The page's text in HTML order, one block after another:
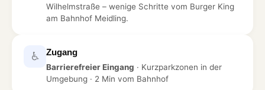
Wilhelmstraße – wenige Schritte vom Burger King
am Bahnhof Meidling.
♿ Zugang
Barrierefreier Eingang · Kurzparkzonen in der
Umgebung · 2 Min vom Bahnhof